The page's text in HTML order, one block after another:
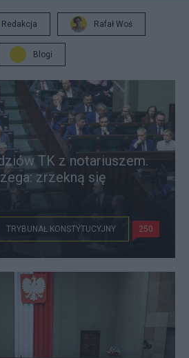
Redakcja Rafał Woś
Blogi
TK z notariuszem.
zrzekną się
TRYBUNAŁ KONSTYTUCYJNY 250